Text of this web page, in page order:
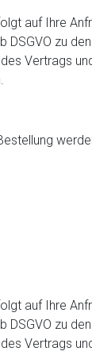
auf Ihre
DSGVO zu
Vertrags
auf Ihre
DSGVO zu
Vertrags